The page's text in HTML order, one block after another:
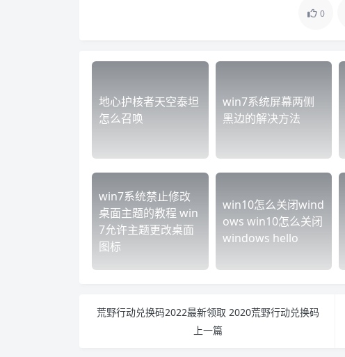
0
地心护核者天空泰坦
怎么召唤
win7系统屏幕两侧
黑边的解决方法
win7系统禁止修改
桌面主题的教程 win
7允许主题更改桌面
图标
win10怎么关闭wind
ows win10怎么关闭
windows hello
荒野行动兑换码2022最新领取 2020荒野行动兑换码
上一篇